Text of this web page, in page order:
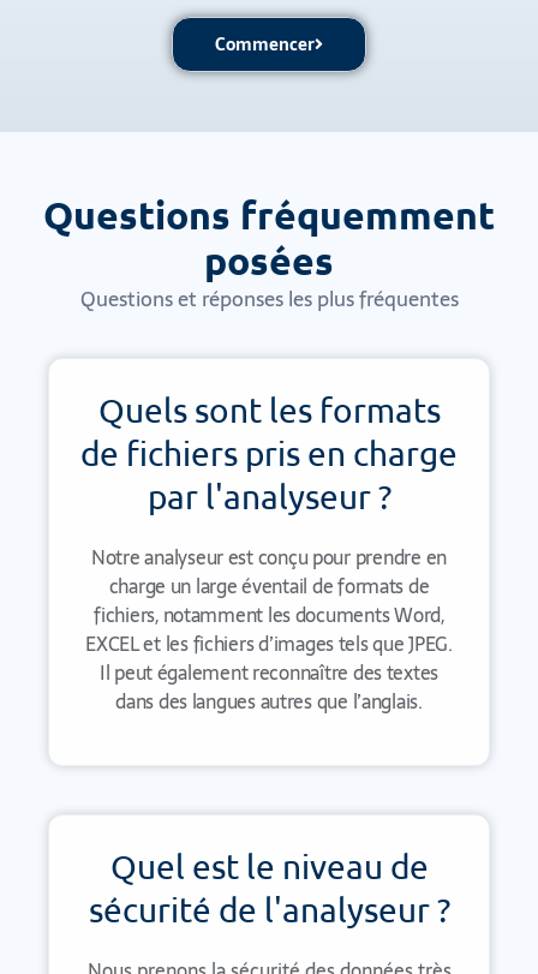
Commencer
Questions fréquemment
posées
Questions et réponses les plus fréquentes
Quels sont les formats
de fichiers pris en charge
par l'analyseur ?
Notre analyseur est conçu pour prendre en
charge un large éventail de formats de
fichiers, notamment les documents Word,
EXCEL et les fichiers d’images tels que JPEG.
Il peut également reconnaître des textes
dans des langues autres que l’anglais.
Quel est le niveau de
sécurité de l'analyseur ?